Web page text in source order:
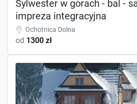
Sylwester w górach - bal -
impreza integracyjna
Ochotnica Dolna
od 1300 zł